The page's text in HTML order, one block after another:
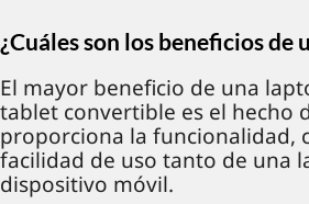
¿Cuáles son los beneficios de
El mayor beneficio de una
tablet convertible es el hecho
proporciona la funcionalidad,
facilidad de uso tanto de una
dispositivo móvil.